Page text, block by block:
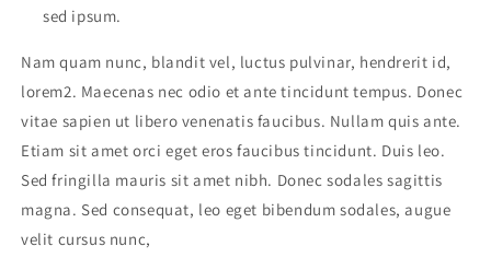
sed ipsum.
Nam quam nunc, blandit vel, luctus pulvinar, hendrerit id,
lorem2. Maecenas nec odio et ante tincidunt tempus. Donec
vitae sapien ut libero venenatis faucibus. Nullam quis ante.
Etiam sit amet orci eget eros faucibus tincidunt. Duis leo.
Sed fringilla mauris sit amet nibh. Donec sodales sagittis
magna. Sed consequat, leo eget bibendum sodales, augue
velit cursus nunc,